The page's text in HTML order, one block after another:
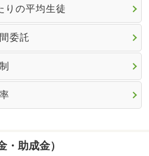
りの平均生徒
委託
助成金）